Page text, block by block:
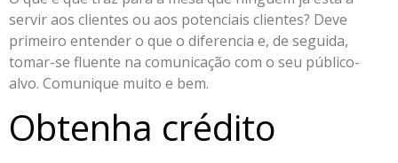
servir aos clientes ou aos potenciais clientes? Deve
primeiro entender o que o diferencia e, de seguida,
tomar-se fluente na comunicação com o seu público-
alvo. Comunique muito e bem.
Obtenha crédito